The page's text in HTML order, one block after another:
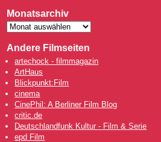
Monatsarchiv
Andere Filmseiten
artechock - filmmagazin
ArtHaus
Blickpunkt:Film
cinema
CinePhil: A Berliner Film Blog
critic.de
Deutschlandfunk Kultur - Film & Serie
epd Film